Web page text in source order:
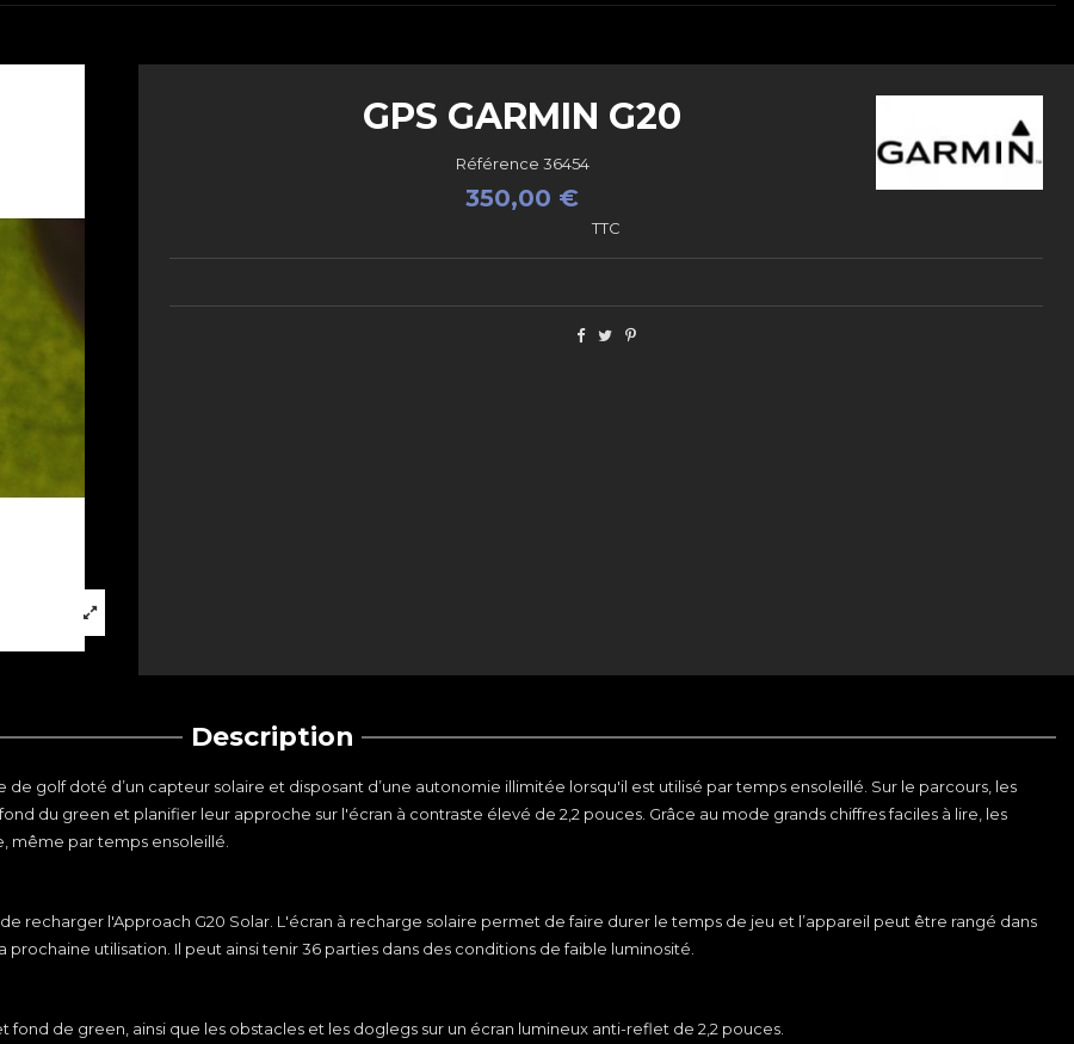
GPS GARMIN G20
Référence 36454
350,00 €
TTC
Description
golf doté d’un capteur solaire et disposant d’une autonomie illimitée lorsqu'il est utilisé par temps ensoleillé. Sur le parcours, les
du green et planifier leur approche sur l'écran à contraste élevé de 2,2 pouces. Grâce au mode grands chiffres faciles à lire, les
même par temps ensoleillé.
recharger l'Approach G20 Solar. L'écran à recharge solaire permet de faire durer le temps de jeu et l’appareil peut être rangé dans
utilisation. Il peut ainsi tenir 36 parties dans des conditions de faible luminosité.
de green, ainsi que les obstacles et les doglegs sur un écran lumineux anti-reflet de 2,2 pouces.